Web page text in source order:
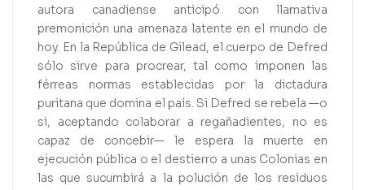
autora canadiense anticipó con llamativa
premonición una amenaza latente en el mundo de
hoy. En la República de Gilead, el cuerpo de Defred
sólo sirve para procrear, tal como imponen las
férreas normas establecidas por la dictadura
puritana que domina el país. Si Defred se rebela —o
si, aceptando colaborar a regañadientes, no es
capaz de concebir— le espera la muerte en
ejecución pública o el destierro a unas Colonias en
las que sucumbirá a la polución de los residuos